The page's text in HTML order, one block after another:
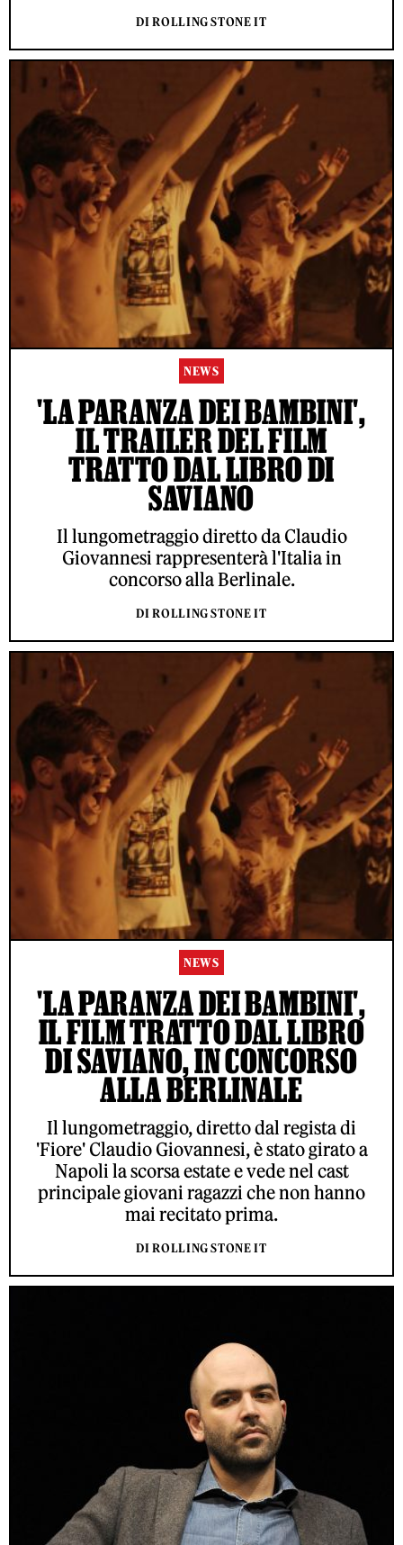
DI ROLLING STONE IT
NEWS
'LA PARANZA DEI BAMBINI',
IL TRAILER DEL FILM
TRATTO DAL LIBRO DI
SAVIANO
Il lungometraggio diretto da Claudio
Giovannesi rappresenterà l'Italia in
concorso alla Berlinale.
DI ROLLING STONE IT
NEWS
'LA PARANZA DEI BAMBINI',
IL FILM TRATTO DAL LIBRO
DI SAVIANO, IN CONCORSO
ALLA BERLINALE
Il lungometraggio, diretto dal regista di
'Fiore' Claudio Giovannesi, è stato girato a
Napoli la scorsa estate e vede nel cast
principale giovani ragazzi che non hanno
mai recitato prima.
DI ROLLING STONE IT